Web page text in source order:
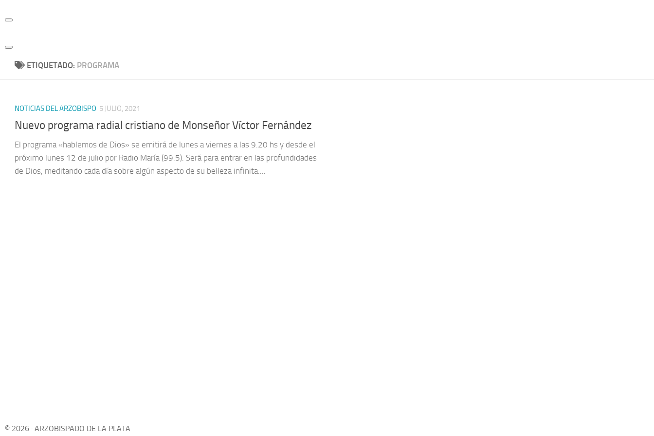
to
ETIQUETADO: PROGRAMA
NOTICIAS DEL ARZOBISPO 5 JULIO, 2021
Nuevo programa radial cristiano de Monseñor Víctor Fernández
El programa «hablemos de Dios» se emitirá de lunes a viernes a las 9.20 hs y desde el
próximo lunes 12 de julio por Radio María (99.5). Será para entrar en las profundidades
de Dios, meditando cada día sobre algún aspecto de su belleza infinita....
© 2026 · ARZOBISPADO DE LA PLATA